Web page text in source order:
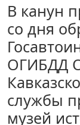
В канун
со дня
ОГИБДД
службы
музей